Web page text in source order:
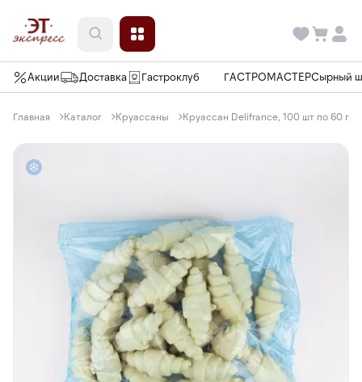
Акции Доставка Гастроклуб ГАСТРОМАСТЕРСырный
Главная Каталог Круассаны Круассан Delifrance, 100 шт по 60 г